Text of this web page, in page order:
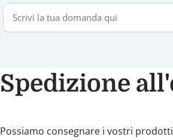
Spedizione
Possiamo consegnare i vostri